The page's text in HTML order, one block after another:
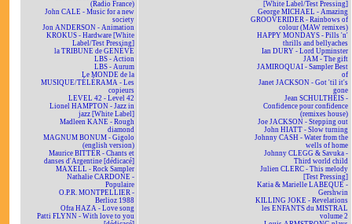
(Radio France)
John CALE - Music for a new
society
Jon ANDERSON - Animation
KROKUS - Hardware [White
Label/Test Pressing]
la TRIBUNE de GENÈVE
LBS - Action
LBS - Aurum
Le MONDE de la
MUSIQUE/TÉLÉRAMA - Les
copieurs
LEVEL 42 - Level 42
Lionel HAMPTON - Jazz in
jazz [White Label]
Madleen KANE - Rough
diamond
MAGNUM BONUM - Gigolo
(english version)
Maurice BITTER - Chants et
danses d'Argentine [dédicacé]
MAXELL - Rock Sampler
Nathalie CARDONE -
Populaire
O.P.R. MONTPELLIER -
Berlioz 1988
Ofra HAZA - Love song
Patti FLYNN - With love to you
[White Label/Test Pressing]
George MICHAEL - Amazing
GROOVERIDER - Rainbows of
colour (MAW remixes)
HAPPY MONDAYS - Pills 'n'
thrills and bellyaches
Ian DURY - Lord Upminster
JAM - The gift
JAMIROQUAI - Sampler Best
of
Janet JACKSON - Got 'til it's
gone
Jean SCHULTHEIS -
Confidence pour confidence
(remixes house)
Joe JACKSON - Stepping out
John HIATT - Slow turning
Johnny CASH - Water from the
wells of home
Johnny CLEGG & Savuka -
Third world child
Julien CLERC - This melody
[Test Pressing]
Katia & Marielle LABEQUE -
Gershwin
KILLING JOKE - Revelations
les ENFANTS du MISTRAL
volume 2